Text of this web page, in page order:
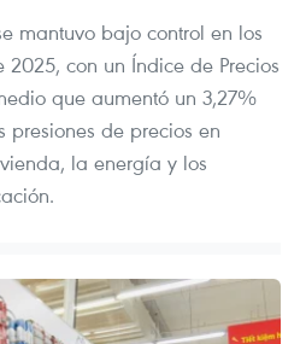
mantuvo bajo control en los
2025, con un Índice de Precios
que aumentó un 3,27%
de precios en
la energía y los